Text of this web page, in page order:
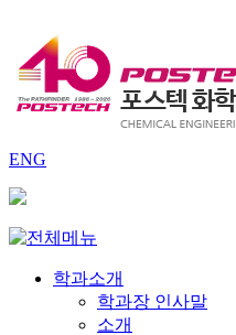
ENG
학과소개
학과장 인사말
소개